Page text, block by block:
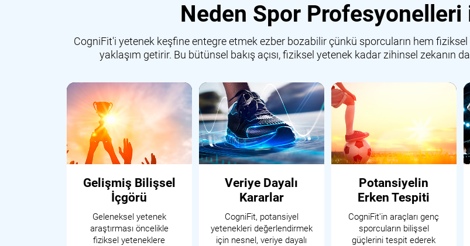
Neden Spor Profesyonelleri
CogniFit'i yetenek keşfine entegre etmek ezber bozabilir çünkü sporcuların hem
yaklaşım getirir. Bu bütünsel bakış açısı, fiziksel yetenek kadar zihinsel
Gelişmiş Bilişsel
İçgörü
Geleneksel yetenek
araştırması öncelikle
fiziksel yeteneklere
Veriye Dayalı
Kararlar
CogniFit, potansiyel
yetenekleri değerlendirmek
için nesnel, veriye dayalı
Potansiyelin
Erken Tespiti
CogniFit'in araçları genç
sporcuların bilişsel
güçlerini tespit ederek